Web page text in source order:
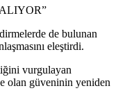
de bulunan
eleştirdi.
vurgulayan
olan güveninin yeniden